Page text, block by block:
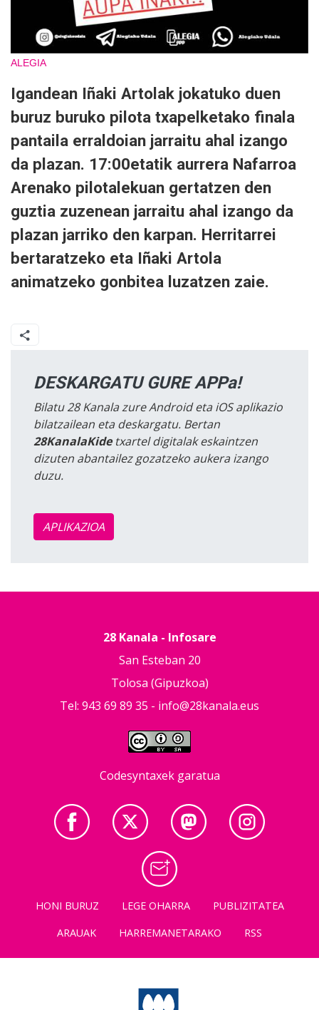
ALEGIA
Igandean Iñaki Artolak jokatuko duen
buruz buruko pilota txapelketako finala
pantaila erraldoian jarraitu ahal izango
da plazan. 17:00etatik aurrera Nafarroa
Arenako pilotalekuan gertatzen den
guztia zuzenean jarraitu ahal izango da
plazan jarriko den karpan. Herritarrei
bertaratzeko eta Iñaki Artola
animatzeko gonbitea luzatzen zaie.
DESKARGATU GURE APPa!
Bilatu 28 Kanala zure Android eta iOS aplikazio
bilatzailean eta deskargatu. Bertan
28KanalaKidetxartel digitalak eskaintzen
dizuten abantailez gozatzeko aukera izango
duzu.
APLIKAZIOA
28 Kanala - Infosare
San Esteban 20
Tolosa (Gipuzkoa)
Tel: 943 69 89 35 - info@28kanala.eus
Codesyntaxek garatua
HONI BURUZ LEGE OHARRA
PUBLIZITATEA
ARAUAK
HARREMANETARAKO RSS